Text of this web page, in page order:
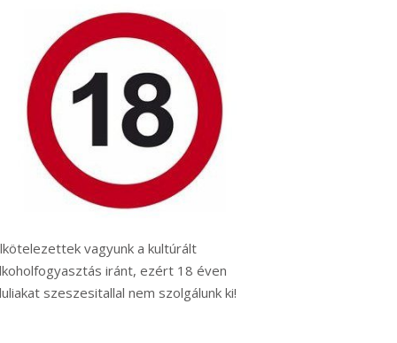
vagyunk a kultúrált
iránt, ezért 18 éven
szeszesitallal nem szolgálunk ki!